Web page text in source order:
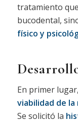
tratamiento
bucodental,
físico y
En primer
viabilidad de la
Se solicitó la